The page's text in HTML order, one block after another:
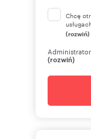
Chcę
(rozwiń)
(rozwiń)